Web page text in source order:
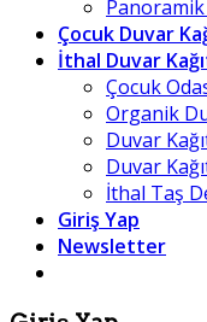
Panoramik
Çocuk Duvar
İthal Duvar
Çocuk
Organik
Duvar
Duvar
İthal Taş
Giriş Yap
Newsletter